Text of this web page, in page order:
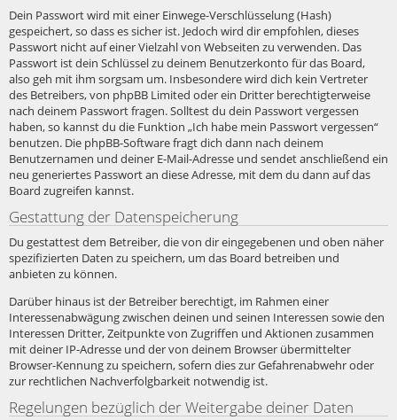
Dein Passwort wird mit einer Einwege-Verschlüsselung (Hash)
gespeichert, so dass es sicher ist. Jedoch wird dir empfohlen, dieses
Passwort nicht auf einer Vielzahl von Webseiten zu verwenden. Das
Passwort ist dein Schlüssel zu deinem Benutzerkonto für das Board,
also geh mit ihm sorgsam um. Insbesondere wird dich kein Vertreter
des Betreibers, von phpBB Limited oder ein Dritter berechtigterweise
nach deinem Passwort fragen. Solltest du dein Passwort vergessen
haben, so kannst du die Funktion „Ich habe mein Passwort vergessen“
benutzen. Die phpBB-Software fragt dich dann nach deinem
Benutzernamen und deiner E-Mail-Adresse und sendet anschließend ein
neu generiertes Passwort an diese Adresse, mit dem du dann auf das
Board zugreifen kannst.
Gestattung der Datenspeicherung
Du gestattest dem Betreiber, die von dir eingegebenen und oben näher
spezifizierten Daten zu speichern, um das Board betreiben und
anbieten zu können.
Darüber hinaus ist der Betreiber berechtigt, im Rahmen einer
Interessenabwägung zwischen deinen und seinen Interessen sowie den
Interessen Dritter, Zeitpunkte von Zugriffen und Aktionen zusammen
mit deiner IP-Adresse und der von deinem Browser übermittelter
Browser-Kennung zu speichern, sofern dies zur Gefahrenabwehr oder
zur rechtlichen Nachverfolgbarkeit notwendig ist.
Regelungen bezüglich der Weitergabe deiner Daten